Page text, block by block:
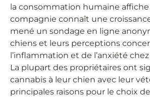
la consommation humaine
compagnie connaît une
mené un sondage en ligne
chiens et leurs perceptions
l’inflammation et de l’anxiété
La plupart des propriétaires ont
cannabis à leur chien avec leur
principales raisons pour le choix